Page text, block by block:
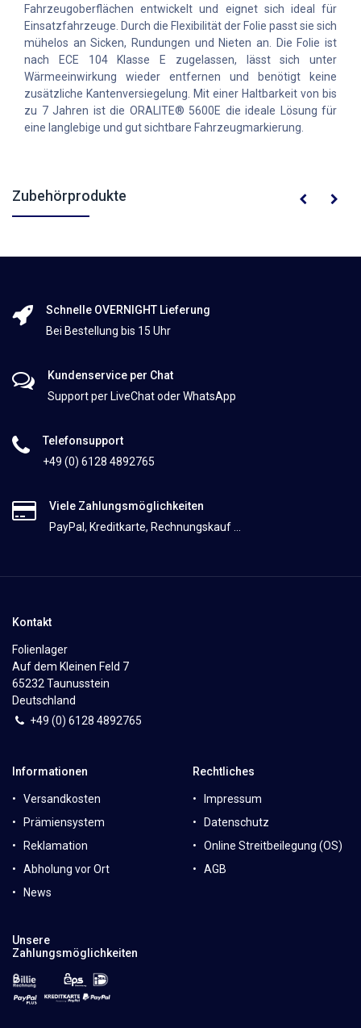
Fahrzeugoberflächen entwickelt und eignet sich ideal für
Einsatzfahrzeuge. Durch die Flexibilität der Folie passt sie sich
mühelos an Sicken, Rundungen und Nieten an. Die Folie ist
nach ECE 104 Klasse E zugelassen, lässt sich unter
Wärmeeinwirkung wieder entfernen und benötigt keine
zusätzliche Kantenversiegelung. Mit einer Haltbarkeit von bis
zu 7 Jahren ist die ORALITE® 5600E die ideale Lösung für
eine langlebige und gut sichtbare Fahrzeugmarkierung.
Zubehörprodukte
Schnelle OVERNIGHT Lieferung
Bei Bestellung bis 15 Uhr
Kundenservice per Chat
Support per LiveChat oder WhatsApp
Telefonsupport
+49 (0) 6128 4892765
Viele Zahlungsmöglichkeiten
PayPal, Kreditkarte, Rechnungskauf ...
Kontakt
Folienlager
Auf dem Kleinen Feld 7
65232 Taunusstein
Deutschland
+49 (0) 6128 4892765
Informationen
Versandkosten
Prämiensystem
Reklamation
Abholung vor Ort
News
Rechtliches
Impressum
Datenschutz
Online Streitbeilegung (OS)
AGB
Unsere
Zahlungsmöglichkeiten